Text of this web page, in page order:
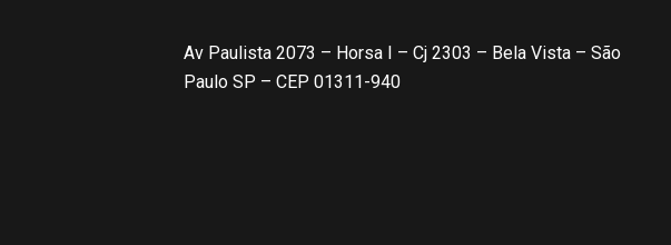
Av Paulista 2073 – Horsa I – Cj 2303 – Bela Vista – São
Paulo SP – CEP 01311-940